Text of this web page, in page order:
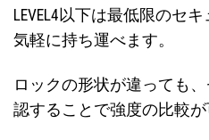
LEVEL4以下は最低限のセ
気軽に持ち運べます。
ロックの形状が違っても
認することで強度の比較が